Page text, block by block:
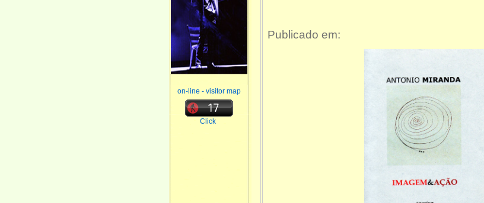
on-line - visitor map
Click
Publicado em: